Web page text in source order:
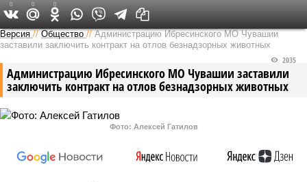
Версия в Чувашии
Версия //Общество //Администрацию Ибресинского МО Чувашии
заставили заключить контракт на отлов безнадзорных животных
Администрацию Ибресинского МО Чувашии заставили
заключить контракт на отлов безнадзорных животных
2035
Фото: Алексей Гатилов
0 0 0